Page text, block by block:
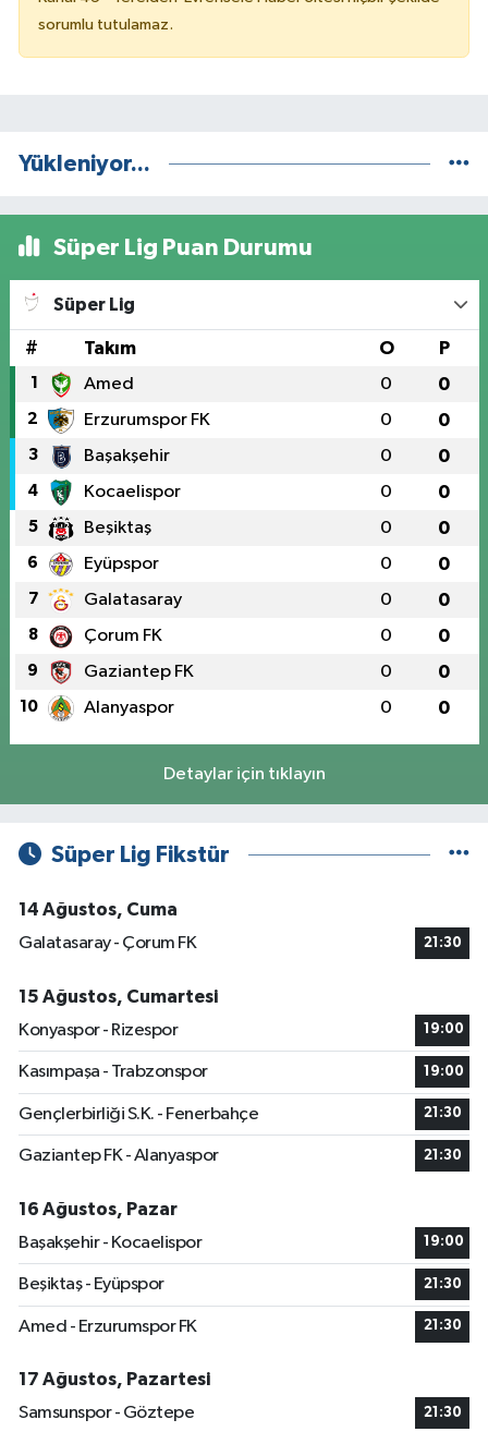
sorumlu tutulamaz.
Yükleniyor...
Süper Lig Puan Durumu
Süper Lig
# Takım O P
1 Amed 0 0
2 Erzurumspor FK 0 0
3 Başakşehir 0 0
4 Kocaelispor 0 0
5 Beşiktaş 0 0
6 Eyüpspor 0 0
7 Galatasaray 0 0
8 Çorum FK 0 0
9 Gaziantep FK 0 0
10 Alanyaspor 0 0
Detaylar için tıklayın
Süper Lig Fikstür
14 Ağustos, Cuma
Galatasaray - Çorum FK
21:30
15 Ağustos, Cumartesi
Konyaspor - Rizespor
19:00
Kasımpaşa - Trabzonspor 19:00
Gençlerbirliği S.K. - Fenerbahçe 21:30
Gaziantep FK - Alanyaspor 21:30
16 Ağustos, Pazar
Başakşehir - Kocaelispor
19:00
Beşiktaş - Eyüpspor 21:30
Amed - Erzurumspor FK 21:30
17 Ağustos, Pazartesi
Samsunspor - Göztepe
21:30